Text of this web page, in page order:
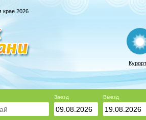
крае 2026
Заезд Выезд